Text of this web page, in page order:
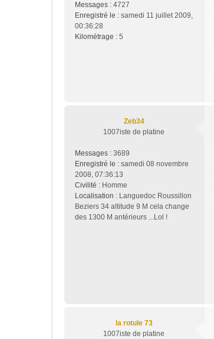
Messages : 4727
Enregistré le : samedi 11 juillet 2009,
00:36:28
Kilométrage : 5
Zeb34
1007iste de platine
Messages : 3689
Enregistré le : samedi 08 novembre
2008, 07:36:13
Civilité : Homme
Localisation : Languedoc Roussillon
Beziers 34 altitude 9 M cela change
des 1300 M antérieurs ...Lol !
la rotule 73
1007iste de platine